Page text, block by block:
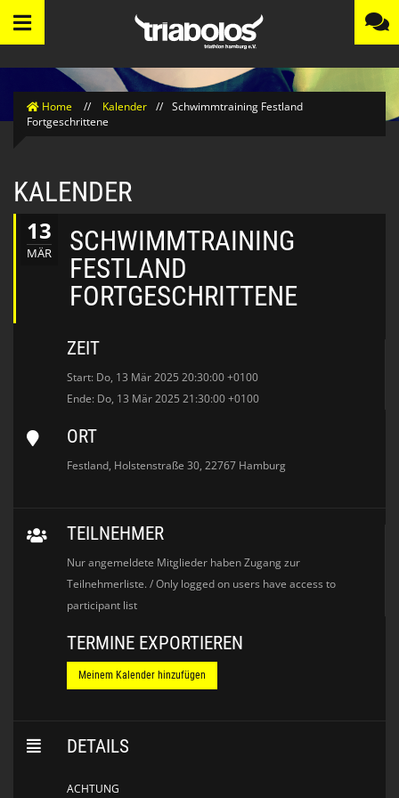
Home // Kalender // Schwimmtraining Festland
Fortgeschrittene
KALENDER
13
MÄR
SCHWIMMTRAINING
FESTLAND
FORTGESCHRITTENE
ZEIT
Start: Do, 13 Mär 2025 20:30:00 +0100
Ende: Do, 13 Mär 2025 21:30:00 +0100
ORT
Festland, Holstenstraße 30, 22767 Hamburg
TEILNEHMER
Nur angemeldete Mitglieder haben Zugang zur
Teilnehmerliste. / Only logged on users have access to
participant list
TERMINE EXPORTIEREN
Meinem Kalender hinzufügen
DETAILS
ACHTUNG